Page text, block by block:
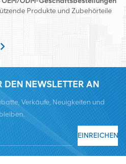
den Vereinigten Staaten,
mit
optischen Modulen, Kabel,
Hilfsmaterialien. Zu den
Huawei, ZTE, Bell, Alcatel,
werden unseren internationalen
Produkte, hochwertige
Preise und pünktliche Lieferung
Produkte und Zubehörteile
DEN NEWSLETTER AN
Verkäufe, Neuigkeiten und
EINREICHEN